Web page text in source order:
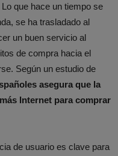
que hace un tiempo se
se ha trasladado al
un buen servicio al
de compra hacia el
Según un estudio de
asegura que la
Internet para comprar
de usuario es clave para